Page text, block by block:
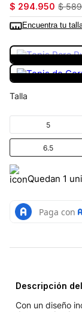
$ 294.950 $ 589
Encuentra tu
Talla
5
6.5
Quedan 1
Descripción
Con un diseño